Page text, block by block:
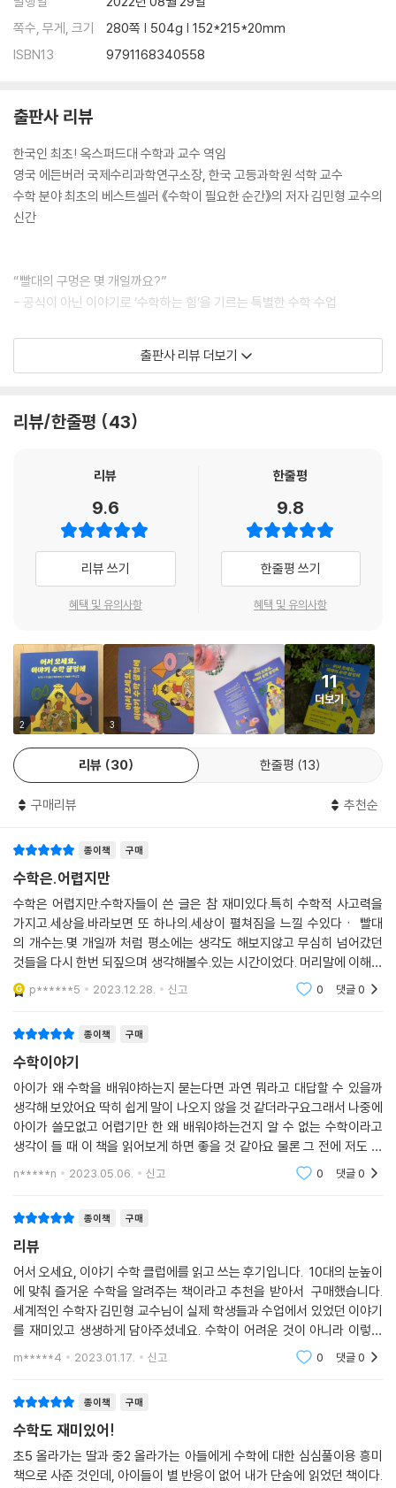
: 풀어라! 암호 해독 대작전_페르마의 작은 정리, 오일러 정리, 나머지 연
내 비밀번호는 나머지 연산으로 철통 방어!
암호 해독의 열쇠 1: 페르마의 작은 정리
[수학 돋보기] 이진법이 왜 중요할까요?
암호 해독의 열쇠 2: 오일러 정리
드디어 밝혀진 숫자 마술의 비밀
동대문 마술 극장의 새로운 마술사들
에필로그
쪽수, 무게, 크기
280쪽 | 504g | 152*215*20mm
ISBN13
9791168340558
출판사 리뷰
한국인 최초! 옥스퍼드대 수학과 교수 역임
영국 에든버러 국제수리과학연구소장, 한국 고등과학원 석학 교수
수학 분야 최초의 베스트셀러 《수학이 필요한 순간》의 저자 김민형 교수의
신간
“빨대의 구멍은 몇 개일까요?”
- 공식이 아닌 이야기로 ‘수학하는 힘’을 기르는 특별한 수학 수업
2021년 여름, 동대문구에 위치한 한국 고등과학원에서 세계적인 수학자
김민형 교수가 10대 학생들과 함께 일곱 차례를 만나면서 수학에 관한 이
수학의 난제들과 씨름하는 세계적인 수학자의 연구실에서 학생들은 온갖
정해진 커리큘럼이 없기에 매번 자유롭게 ‘수학의 세계’의 이모저모를 탐
험한다. ‘둥그런 지구를 어떻게 평평한 종이에 옮길까?’ ‘하늘 위의 비행기
는 어떻게 길을 찾아갈까?’ ‘해커들은 어떻게 비밀번호를 알아낼까?’ 도형
의 모양, 피타고라스 정리, 오일러 정리, 페르마의 마지막 정리 등 중학수
학의 기본 개념부터 고등수학의 심오한 세계를 넘나드는 이 여정에서 김민
어찌 보면 수학은 어려운 게 당연하다. 학년이 올라가면서 심화 내용을 배
울수록 암기만으로는 점점 따라가기가 힘들기 때문이다. 그러나 정답에 도
달하기까지의 지난한 ‘과정’을 버티는 기초 체력을 기르면 어떤 과목보다
큰 성취를 안겨 주는 것이 수학의 매력이기도 하다. 단거리 경주가 아니라
마라톤의 긴 호흡으로 수학 공부를 계속해야 하는 10대들에게 김민형 교
수가 페이스 메이커로서 ‘수학하는 힘’을 어떻게 길러주는지 함께 익힐 수
있기를 바란다.
“수학을 포기해야 하는 사람은 없습니다.
수학을 재미없게 배운 사람만 있을 뿐이죠.”
- 실제 수업을 바탕으로 10대 청소년의 눈높이에 맞춘 재밌는 수학책
“덧셈, 뺄셈, 곱셈, 나눗셈만 알아도 세상을 잘 사는데 왜 굳이 복잡한 수학
공부가 필요할까?” 수학을 공부하면서 학생들이 가장 많이 품는 의문일지
도 모르겠다. 김민형 교수는 수업마다 늘 따라붙는 이 질문에 대해 ‘세상을
더 잘 이해하기 위해서’라고 답한다. 10대 학생들과 수학 클럽을 만들어서
무한한 호기심으로 수학의 세계를 활보하는 시도 역시 그 대답에 악센트를
더한다. 몬드리안의 그림, 은행 계좌의 비밀번호, 비행기의 이동 경로 등 김
민형 교수가 바라보는 세상의 모든 것에는 수학이 깃들어 있다.
수학을 풀어야 하는 문제가 아니라, 이 세상을 설명하는 또 하나의 언어로
받아들이는 순간 학생들의 태도 또한 달라진다. 학교 교실에서 선뜻 손을
들지 못했던 이들은 수학 클럽을 처음 찾은 날도 수줍은 목소리로 말을 아
꼈지만 만남을 거듭할수록 앞다투어 질문을 쏟아내기 시작한다. 수업 중
비가 쏟아지면서 번개가 치자 “저 번개는 얼마나 멀리서 쳤을까요?”라는
밖을 바라보다가 “여름이라서 구름이 많은 걸까요?”라는 질문과 함께 구
름의 원리를 알아본다든지 하는 식이다. 수업과 연관된 좀 더 깊은 지식은
[수학 돋보기] 코너로, 수업 중 잠깐 샛길로 빠져서 흥미로운 탐구 활동을
벌였던 에피소드는 [잠깐 딴생각] 코너로 정리하여 흥미 요소를 더했다.
“수학이 이렇게 많은 곳에 쓰이는지 몰랐어요”라는 학생의 말처럼, 수학
의 눈으로 세상을 바라보는 즐거움을 알고 나면 수학 공부의 의미 역시 남
“전부를 이해하지 못해도 괜찮아요.
조금이라도 수학을 느끼면 됩니다.”
- 피타고라스 정리부터 원의 성질까지, 수학의 바다에서 자연스레 익히는
출판사 리뷰 더보기
리뷰/한줄평 43
리뷰
9.6
리뷰 쓰기
혜택 및 유의사항
한줄평
9.8
한줄평 쓰기
혜택 및 유의사항
2 3
11
더보기
리뷰 30 한줄평 13
구매리뷰 추천순
종이책 구매
수학은.어렵지만
수학은 어렵지만.수학자들이 쓴 글은 참 재미있다.특히 수학적 사고력을
가지고.세상을.바라보면 또 하나의.세상이 펼쳐짐을 느낄 수있다ㆍ 빨대
의 개수는.몇 개일까 처럼 평소에는 생각도 해보지않고 무심히 넘어갔던
것들을 다시 한번 되짚으며 생각해볼수.있는 시간이었다. 머리말에 이해되
지 않거나 재미없는 부분은 넘어가라고 되어있는게 인상적이었다. 하나씩
모두 이해하려고 하
p******5 2023.12.28. 신고 0 댓글0
종이책 구매
수학이야기
아이가 왜 수학을 배워야하는지 묻는다면 과연 뭐라고 대답할 수 있을까
생각해 보았어요 딱히 쉽게 말이 나오지 않을 것 같더라구요그래서 나중에
아이가 쓸모없고 어렵기만 한 왜 배워야하는건지 알 수 없는 수학이라고
생각이 들 때 이 책을 읽어보게 하면 좋을 것 같아요 물론 그 전에 저도 읽
어보았습니다읽어보니 수학을 훨씬 더 친근하게 생각할 수 있겠더라구요
n*****n 2023.05.06. 신고 0 댓글0
종이책 구매
리뷰
어서 오세요, 이야기 수학 클럽에를 읽고 쓰는 후기입니다. 10대의 눈높이
에 맞춰 즐거운 수학을 알려주는 책이라고 추천을 받아서 구매했습니다.
세계적인 수학자 김민형 교수님이 실제 학생들과 수업에서 있었던 이야기
를 재미있고 생생하게 담아주셨네요. 수학이 어려운 것이 아니라 이렇게
우리 생활에 가깝게 있는 것이다! 라는걸 그리고 수학은 꼭 필요하다는 생
m*****4 2023.01.17. 신고 0 댓글0
종이책 구매
수학도 재미있어!
초5 올라가는 딸과 중2 올라가는 아들에게 수학에 대한 심심풀이용 흥미
책으로 사준 것인데, 아이들이 별 반응이 없어 내가 단숨에 읽었던 책이다.